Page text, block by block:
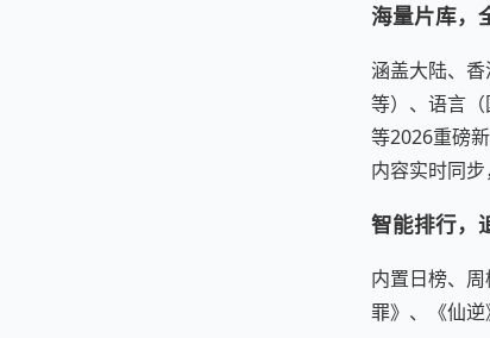
海量片库，
涵盖大陆、
等）、语言
等2026重磅
内容实时同步
智能排行，
内置日榜、
罪》、《仙